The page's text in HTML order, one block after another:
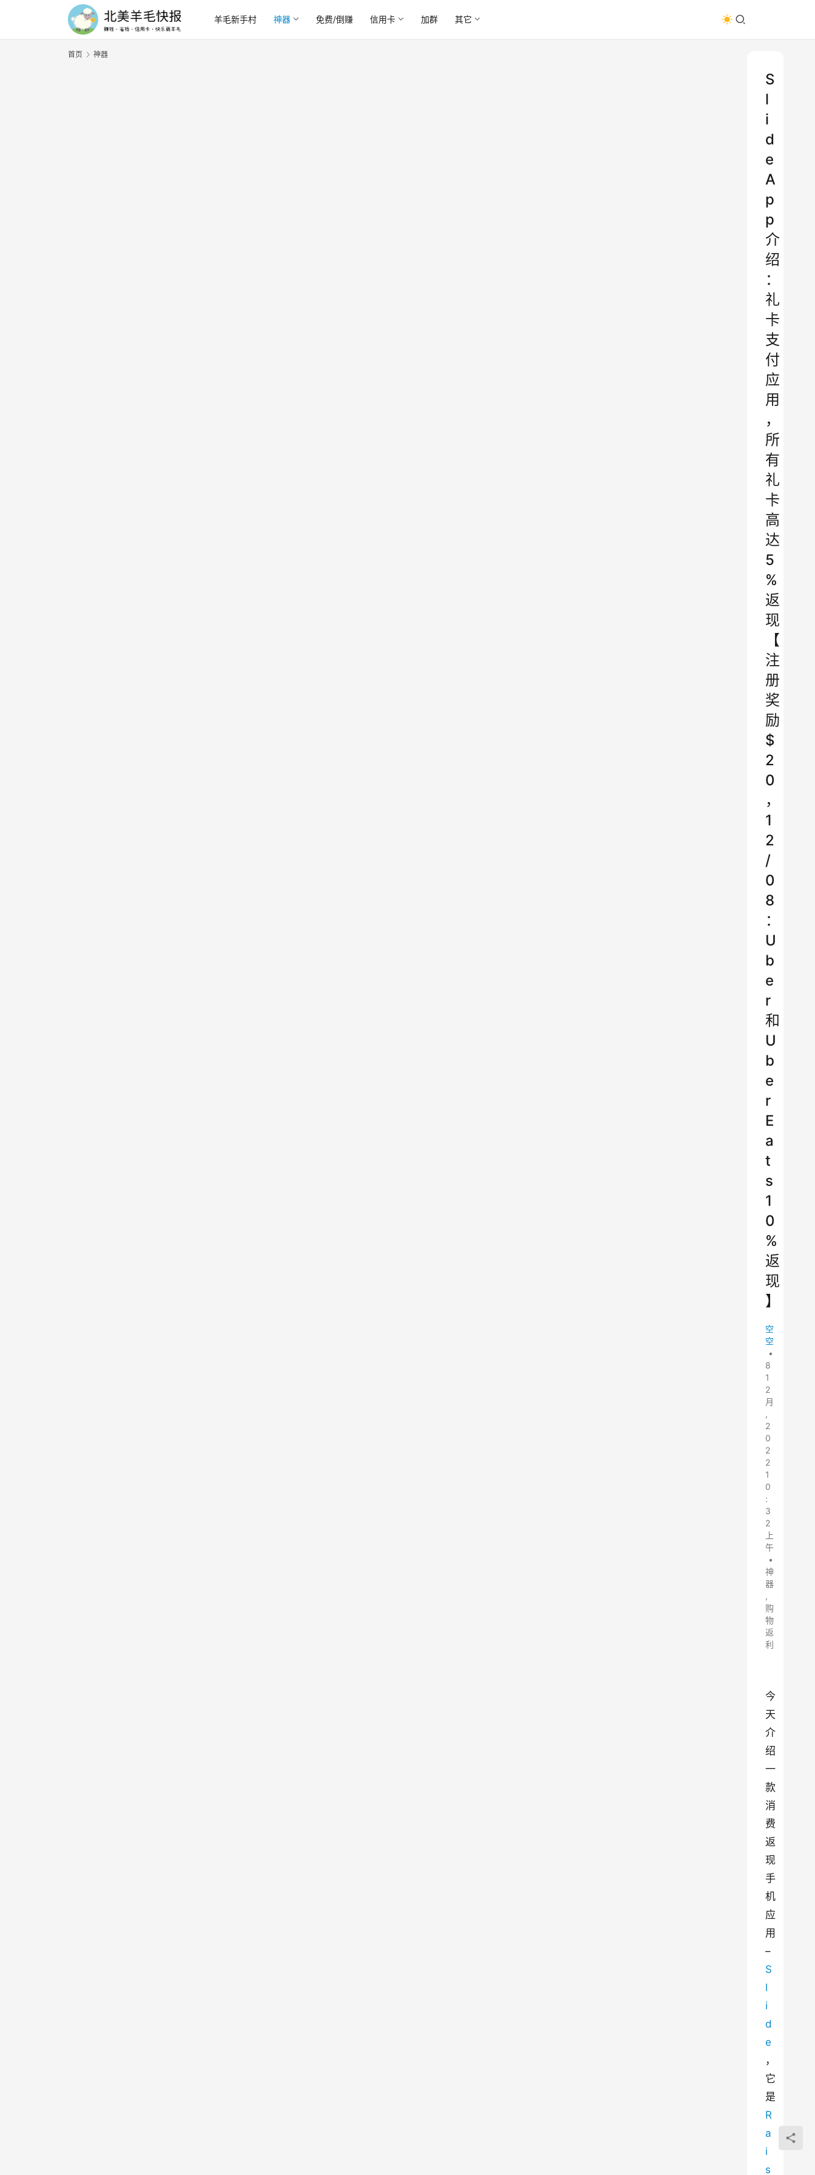
羊毛新手村 神器 免费/倒赚 信用卡 加群 其它
首页 神器
S
l
i
d
e
A
p
p
介
绍
：
礼
卡
支
付
应
用
，
所
有
礼
卡
高
达
5
%
返
现
【
注
册
奖
励
$
2
0
，
1
2
/
0
8
：
U
b
e
r
和
U
b
e
r
E
a
t
s
1
0
%
返
现
】
空
空
•
8
1
2
月
,
2
0
2
2
1
0
:
3
2
上
午
•
神
器
,
购
物
返
利
今
天
介
绍
一
款
消
费
返
现
手
机
应
用
S
l
i
d
e
，
它
R
a
i
s